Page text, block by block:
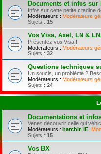
Documents et infos sur
Infos sur cette petite citadine
Modérateurs : Modérateurs
Sujets : 15
Vos Visa, Axel, LN &
Présentez vos Visa !
Modérateurs : Modérateurs
Sujets : 32
Questions techniques
Un soucis, un problème ?
Modérateurs : Modérateurs
Sujets : 24
Documentations et
Venez découvrir celle qui
Modérateurs : harchin IE
Sujets : 15
Vos BX